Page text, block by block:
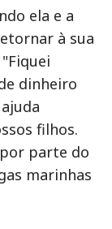
ela e a
à sua
dinheiro
filhos.
parte do
marinhas